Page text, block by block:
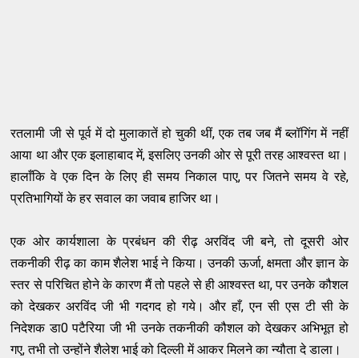
रतलामी जी से पूर्व में दो मुलाकातें हो चुकी थीं, एक तब जब मैं ब्लॉगिंग में नहीं
आया था और एक इलाहाबाद में, इसलिए उनकी ओर से पूरी तरह आश्वस्त था।
हालाँकि वे एक दिन के लिए ही समय निकाल पाए, पर जितने समय वे रहे,
प्रतिभागियों के हर सवाल का जवाब हाजिर था।
एक ओर कार्यशाला के प्रबंधन की रीढ़ अरविंद जी बने, तो दूसरी ओर
तकनीकी रीढ़ का काम शैलेश भाई ने किया। उनकी ऊर्जा, क्षमता और ज्ञान के
स्तर से परिचित होने के कारण मैं तो पहले से ही आश्वस्त था, पर उनके कौशल
को देखकर अरविंद जी भी गदगद हो गये। और हाँ, एन सी एस टी सी के
निदेशक डा0 पटैरिया जी भी उनके तकनीकी कौशल को देखकर अभिभूत हो
गए, तभी तो उन्होंने शैलेश भाई को दिल्ली में आकर मिलने का न्यौता दे डाला।